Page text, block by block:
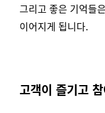
그리고 좋은 기억들
이어지게 됩니다.
고객이 즐기고